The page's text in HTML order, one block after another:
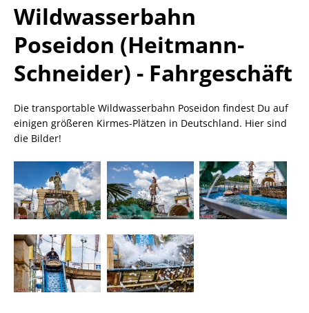
Wildwasserbahn
Poseidon (Heitmann-
Schneider) - Fahrgeschäft
Die transportable Wildwasserbahn Poseidon findest Du auf
einigen größeren Kirmes-Plätzen in Deutschland. Hier sind
die Bilder!